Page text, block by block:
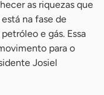
as riquezas que
na fase de
e gás. Essa
para o
Josiel